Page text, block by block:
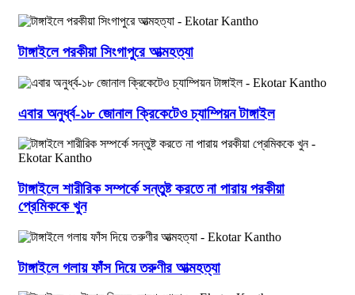
টাঙ্গাইলে পরকীয়া সিংগাপুরে আত্মহত্যা
এবার অনুর্ধ্ব-১৮ জোনাল ক্রিকেটেও চ্যাম্পিয়ন টাঙ্গাইল
টাঙ্গাইলে শারীরিক সম্পর্কে সন্তুষ্ট করতে না পারায় পরকীয়া
প্রেমিককে খুন
টাঙ্গাইলে গলায় ফাঁস দিয়ে তরুণীর আত্মহত্যা